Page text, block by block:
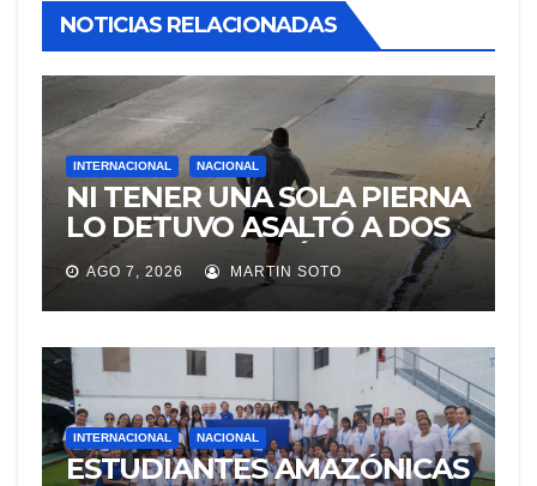
NOTICIAS RELACIONADAS
INTERNACIONAL NACIONAL
NI TENER UNA SOLA PIERNA
LO DETUVO ASALTÓ A DOS
MUJERES Y HUYÓ
BRINCANDO.
AGO 7, 2026 MARTIN SOTO
INTERNACIONAL NACIONAL
ESTUDIANTES AMAZÓNICAS